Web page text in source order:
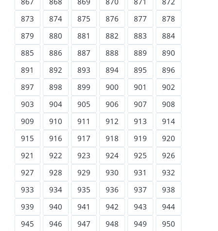
873
874 875 876 877
878
879
880 881 882 883
884
885
886 887 888 889
890
891
892 893 894 895
896
897
898 899 900 901
902
903
904 905 906 907
908
909
910 911 912 913
914
915
916 917 918 919
920
921
922 923 924 925
926
927
928 929 930 931
932
933
934 935 936 937
938
939
940 941 942 943
944
945
946 947 948 949
950